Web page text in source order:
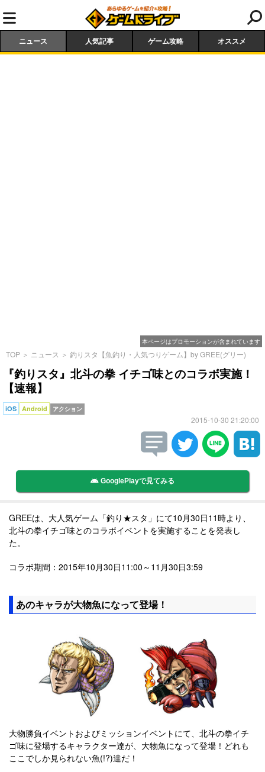
ニュース 人気記事 ゲーム攻略 オススメ
本ページはプロモーションが含まれています
TOP ＞ ニュース ＞ 釣りスタ【魚釣り・人気つりゲーム】by GREE(グリー)
『釣りスタ』北斗の拳 イチゴ味とのコラボ実施！
【速報】
iOS Android アクション
2015-10-30 21:20:00
GooglePlayで見てみる
GREEは、大人気ゲーム「釣り★スタ」にて10月30日11時より、
北斗の拳イチゴ味とのコラボイベントを実施することを発表し
た。
コラボ期間：2015年10月30日11:00～11月30日3:59
あのキャラが大物魚になって登場！
大物勝負イベントおよびミッションイベントにて、北斗の拳イチ
ゴ味に登場するキャラクター達が、大物魚になって登場！どれも
ここでしか見られない魚(!?)達だ！